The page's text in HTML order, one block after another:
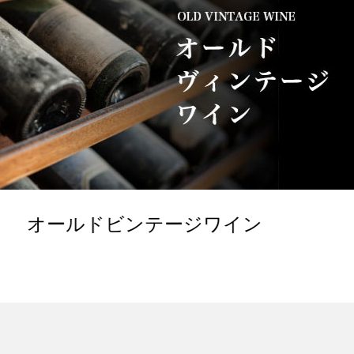
ルドビンテージワイン